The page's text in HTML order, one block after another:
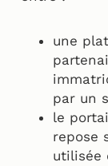
une
par un
le
repose
utilisée